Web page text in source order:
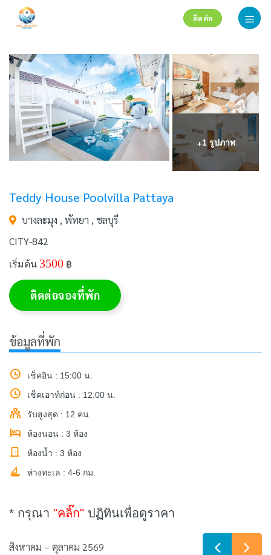
ติดต่อ
+1 รูปภาพ
Teddy House Poolvilla Pattaya
บางละมุง , พัทยา , ชลบุรี
CITY-842
เริ่มต้น 3500 ฿
ติดต่อจองที่พัก
ข้อมูลที่พัก
เช็คอิน : 15:00 น.
เช็คเอาท์ก่อน : 12:00 น.
รับสูงสุด : 12 คน
ห้องนอน : 3 ห้อง
ห้องน้ำ : 3 ห้อง
ห่างทะเล : 4-6 กม.
* กรุณา "คลิ๊ก" ปฏิทินเพื่อดูราคา
สิงหาคม – ตุลาคม 2569